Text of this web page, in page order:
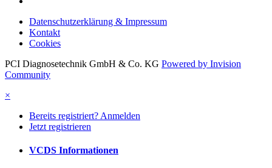
Datenschutzerklärung & Impressum
Kontakt
Cookies
PCI Diagnosetechnik GmbH & Co. KG Powered by Invision
Community
×
Bereits registriert? Anmelden
Jetzt registrieren
VCDS Informationen